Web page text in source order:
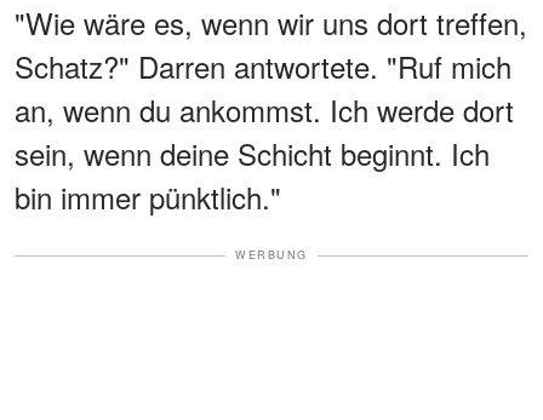
"Wie wäre es, wenn wir uns dort treffen,
Schatz?" Darren antwortete. "Ruf mich
an, wenn du ankommst. Ich werde dort
sein, wenn deine Schicht beginnt. Ich
bin immer pünktlich."
WERBUNG